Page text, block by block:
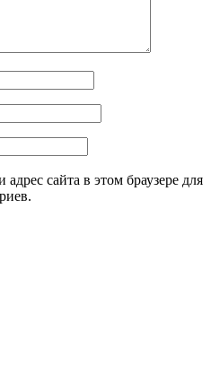
сайта в этом браузере для